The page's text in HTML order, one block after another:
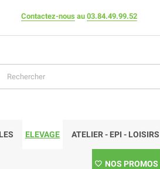
Contactez-nous au 03.84.49.99.52
ELEVAGE ATELIER - EPI - LOISIRS
NOS PROMOS